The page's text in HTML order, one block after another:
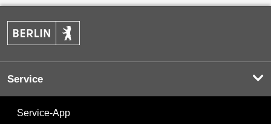
Service
Service-App